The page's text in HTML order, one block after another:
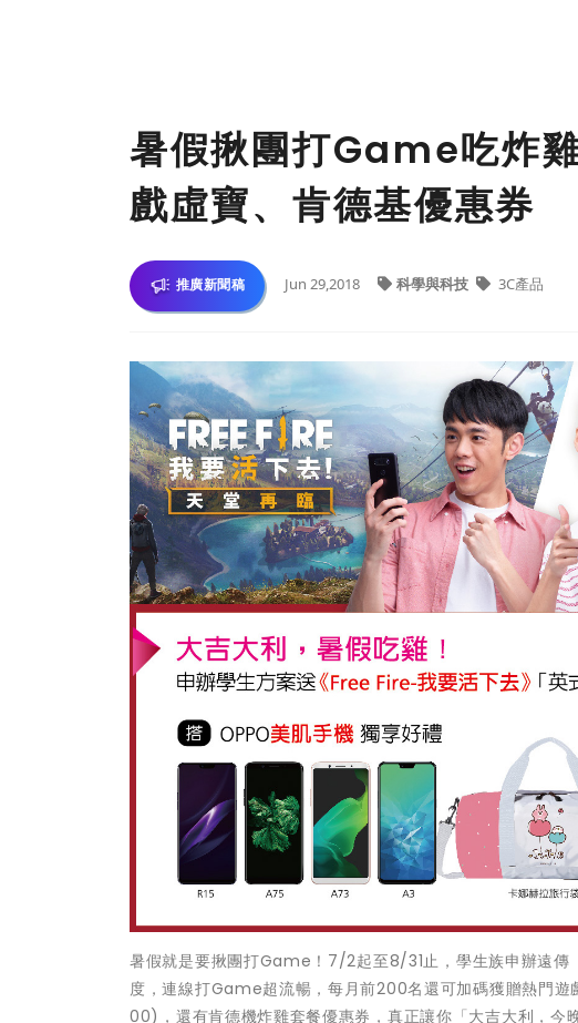
暑假揪團打Game吃炸
戲虛寶、肯德基優惠券
推廣新聞稿 Jun 29,2018 科學與科技 3C產品
暑假就是要揪團打Game！7/2起至8/31止，學生族申辦遠
度，連線打Game超流暢，每月前200名還可加碼獲贈熱門
00)，還有肯德機炸雞套餐優惠券，真正讓你「大吉大利，今